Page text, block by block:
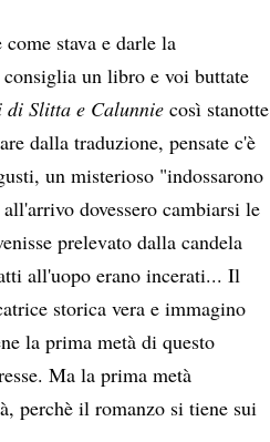
stava e darle la
un libro e voi buttate
di Slitta e Calunnie così stanotte
dalla traduzione, pensate c'è
un misterioso "indossarono
dovessero cambiarsi le
prelevato dalla candela
all'uopo erano incerati... Il
storica vera e immagino
la prima metà di questo
Ma la prima metà
perchè il romanzo si tiene sui